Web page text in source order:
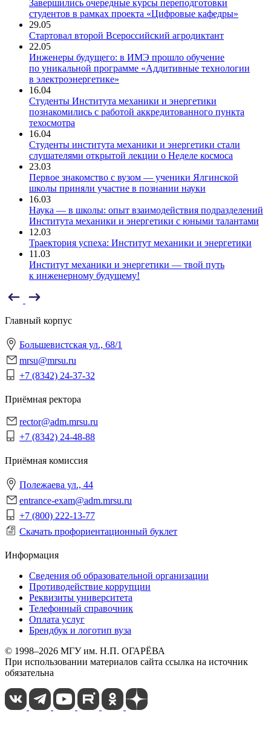
Завершились очередные курсы переподготовки
студентов в рамках проекта «Цифровые кафедры»
29.05
Стартовал второй Всероссийский агродиктант
22.05
Инженеры будущего: в ИМЭ прошло обучение
по уникальной программе «Аддитивные технологии
в электроэнергетике»
16.04
Студенты Института механики и энергетики
познакомились с работой аккредитованного пункта
техосмотра
16.04
Студенты института механики и энергетики стали
слушателями открытой лекции о Неделе космоса
23.03
Первое знакомство с вузом — ученики Ялгинской
школы приняли участие в познании науки
16.03
Наука — в школы: опыт взаимодействия подразделений
Института механики и энергетики с юными талантами
12.03
Траектория успеха: Институт механики и энергетики
11.03
Институт механики и энергетики — твой путь
к инженерному будущему!
Главный корпус
Большевистская ул., 68/1
mrsu@mrsu.ru
+7 (8342) 24-37-32
Приёмная ректора
rector@adm.mrsu.ru
+7 (8342) 24-48-88
Приёмная комиссия
Полежаева ул., 44
entrance-exam@adm.mrsu.ru
+7 (800) 222-13-77
Скачать профориентационный буклет
Информация
Сведения об образовательной организации
Противодействие коррупции
Реквизиты университета
Телефонный справочник
Оплата услуг
Брендбук и логотип вуза
© 1998–2026 МГУ им. Н.П. ОГАРЁВА
При использовании материалов сайта ссылка на источник
обязательна